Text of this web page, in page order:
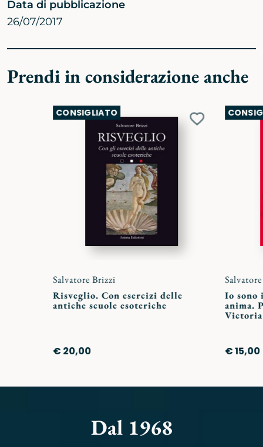
Data di pubblicazione
26/07/2017
Prendi in considerazione anche
CONSIGLIATO
Aggiungi
Salvatore Brizzi
Risveglio. Con esercizi delle
antiche scuole esoteriche
€ 20,00
Io sono
anima.
€ 15,00
Dal 1968